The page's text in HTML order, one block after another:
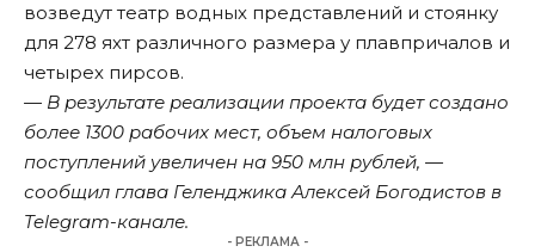
возведут театр водных представлений и стоянку
для 278 яхт различного размера у плавпричалов и
четырех пирсов.
— В результате реализации проекта будет создано
более 1300 рабочих мест, объем налоговых
поступлений увеличен на 950 млн рублей, —
сообщил глава Геленджика Алексей Богодистов в
Telegram-канале.
- РЕКЛАМА -